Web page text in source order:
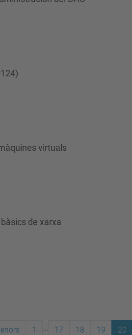
virtuals
de xarxa
1 17 18 19 20